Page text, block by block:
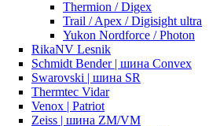
Thermion / Digex
Trail / Apex / Digisight ultra
Yukon Nordforce / Photon
RikaNV Lesnik
Schmidt Bender | шина Convex
Swarovski | шина SR
Thermtec Vidar
Venox | Patriot
Zeiss | шина ZM/VM